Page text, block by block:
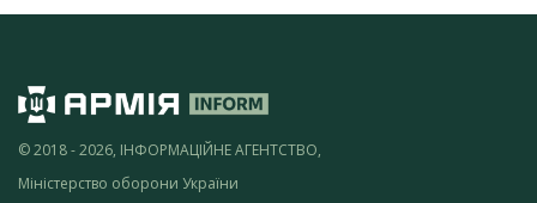
© 2018 - 2026, ІНФОРМАЦІЙНЕ АГЕНТСТВО,
Міністерство оборони України